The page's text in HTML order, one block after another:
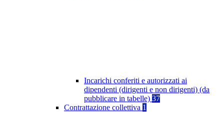
Incarichi conferiti e autorizzati ai
dipendenti (dirigenti e non dirigenti) (da
pubblicare in tabelle) 37
Contrattazione collettiva 1